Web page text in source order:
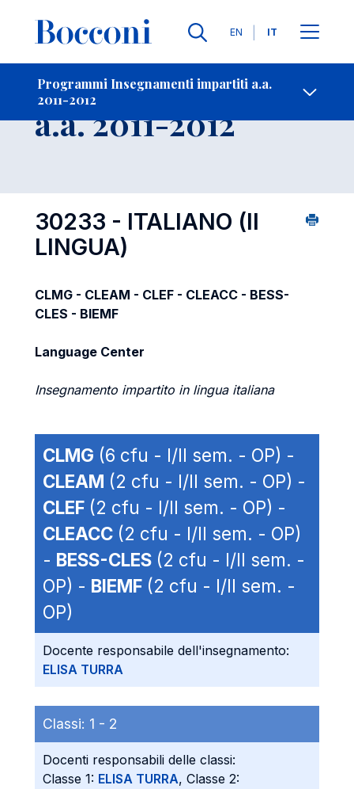
Lingue
EN IT
Programmi Insegnamenti impartiti a.a.
2011-2012
-
Insegnamento
a.a. 2011-2012
30233 - ITALIANO (II
LINGUA)
CLMG - CLEAM - CLEF - CLEACC - BESS-
CLES - BIEMF
Language Center
Insegnamento impartito in lingua italiana
CLMG (6 cfu - I/II sem. - OP) -
CLEAM (2 cfu - I/II sem. - OP) -
CLEF (2 cfu - I/II sem. - OP) -
CLEACC (2 cfu - I/II sem. - OP)
- BESS-CLES (2 cfu - I/II sem. -
OP) - BIEMF (2 cfu - I/II sem. -
OP)
Docente responsabile dell'insegnamento:
ELISA TURRA
Classi: 1 - 2
Docenti responsabili delle classi:
Classe 1: ELISA TURRA, Classe 2: